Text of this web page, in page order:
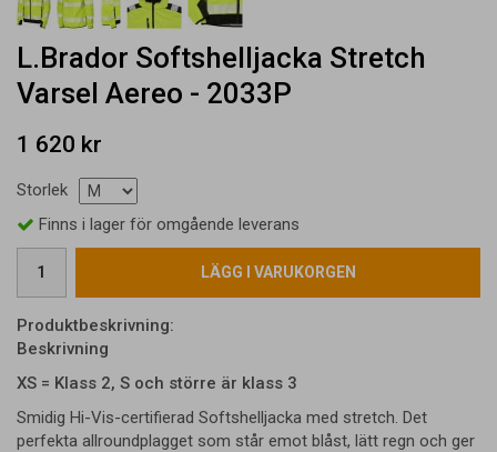
L.Brador Softshelljacka Stretch
Varsel Aereo - 2033P
1 620 kr
Storlek
Finns i lager för omgående leverans
LÄGG I VARUKORGEN
Produktbeskrivning:
Beskrivning
XS = Klass 2, S och större är klass 3
Smidig Hi-Vis-certifierad Softshelljacka med stretch. Det
perfekta allroundplagget som står emot blåst, lätt regn och ger